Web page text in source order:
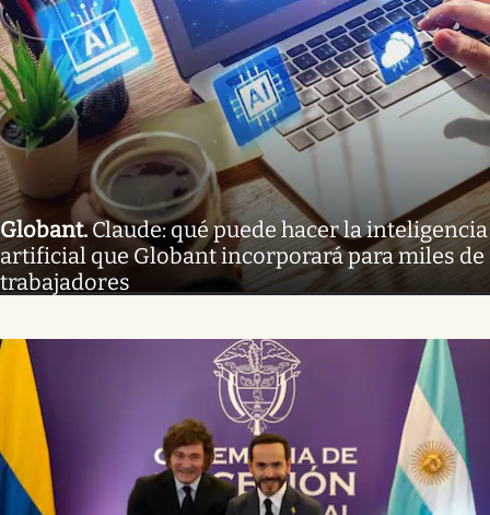
Globant.Claude: qué puede hacer la inteligencia
artificial que Globant incorporará para miles de
trabajadores